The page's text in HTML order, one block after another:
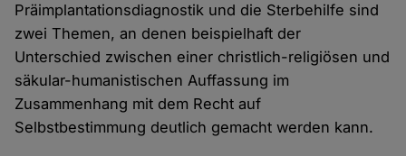
Präimplantationsdiagnostik und die Sterbehilfe sind
zwei Themen, an denen beispielhaft der
Unterschied zwischen einer christlich-religiösen und
säkular-humanistischen Auffassung im
Zusammenhang mit dem Recht auf
Selbstbestimmung deutlich gemacht werden kann.